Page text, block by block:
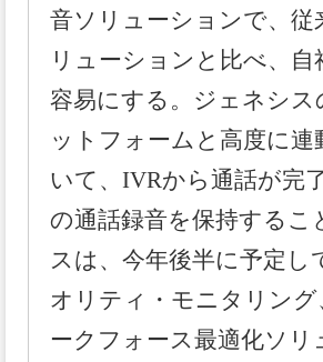
音ソリューションで、
リューションと比べ、
容易にする。ジェネシ
ットフォームと高度に連
いて、IVRから通話が完
の通話録音を保持する こ
スは、今年後半に予定し
オリテ ィ・モニタリン
ークフォース最適化ソ